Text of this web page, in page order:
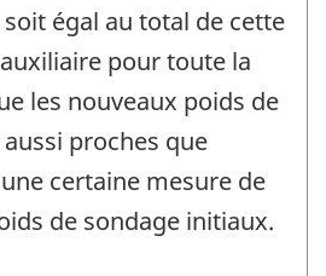
égal au total de cette
pour toute la
les nouveaux poids de
proches que
certaine mesure de
de sondage initiaux.